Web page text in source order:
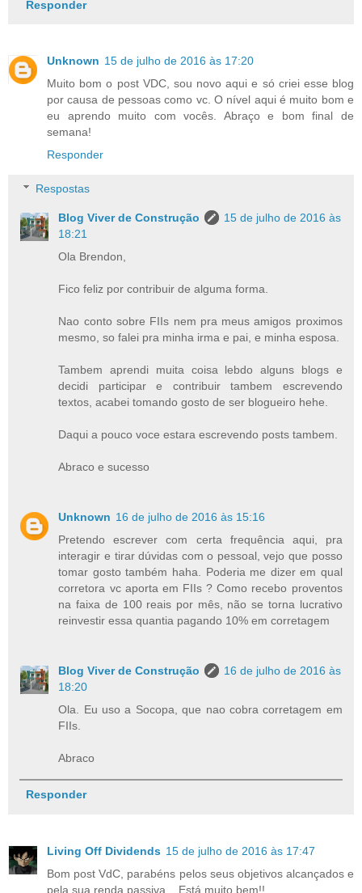
Responder
Unknown 15 de julho de 2016 às 17:20
Muito bom o post VDC, sou novo aqui e só criei esse blog
por causa de pessoas como vc. O nível aqui é muito bom e
eu aprendo muito com vocês. Abraço e bom final de
semana!
Responder
Respostas
Blog Viver de Construção
15 de julho de 2016 às
18:21
Ola Brendon,
Fico feliz por contribuir de alguma forma.
Nao conto sobre FIIs nem pra meus amigos proximos
mesmo, so falei pra minha irma e pai, e minha esposa.
Tambem aprendi muita coisa lebdo alguns blogs e
decidi participar e contribuir tambem escrevendo
textos, acabei tomando gosto de ser blogueiro hehe.
Daqui a pouco voce estara escrevendo posts tambem.
Abraco e sucesso
Unknown 16 de julho de 2016 às 15:16
Pretendo escrever com certa frequência aqui, pra
interagir e tirar dúvidas com o pessoal, vejo que posso
tomar gosto também haha. Poderia me dizer em qual
corretora vc aporta em FIIs ? Como recebo proventos
na faixa de 100 reais por mês, não se torna lucrativo
reinvestir essa quantia pagando 10% em corretagem
Blog Viver de Construção
16 de julho de 2016 às
18:20
Ola. Eu uso a Socopa, que nao cobra corretagem em
FIIs.
Abraco
Responder
Living Off Dividends 15 de julho de 2016 às 17:47
Bom post VdC, parabéns pelos seus objetivos alcançados e
pela sua renda passiva... Está muito bem!!